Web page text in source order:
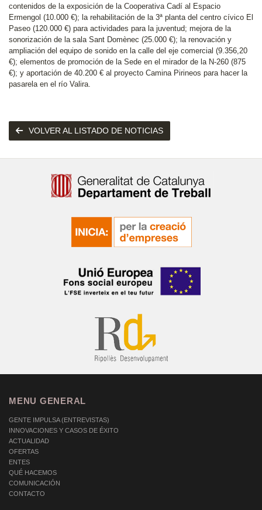
contenidos de la exposición de la Cooperativa Cadí al Espacio
Ermengol (10.000 €); la rehabilitación de la 3ª planta del centro cívico El
Paseo (120.000 €) para actividades para la juventud; mejora de la
sonorización de la sala Sant Domènec (25.000 €); la renovación y
ampliación del equipo de sonido en la calle del eje comercial (9.356,20
€); elementos de promoción de la Sede en el mirador de la N-260 (875
€); y aportación de 40.200 € al proyecto Camina Pirineos para hacer la
pasarela en el río Valira.
VOLVER AL LISTADO DE NOTICIAS
MENU GENERAL
GENTE IMPULSA (ENTREVISTAS)
INNOVACIONES Y CASOS DE ÉXITO
ACTUALIDAD
OFERTAS
ENTES
QUÉ HACEMOS
COMUNICACIÓN
CONTACTO